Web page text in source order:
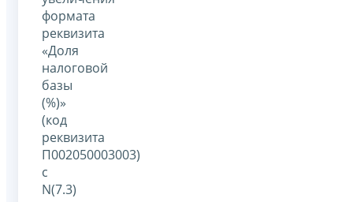
формата
реквизита
«Доля
налоговой
базы
(%)»
(код
реквизита
П002050003003)
с
N(7.3)